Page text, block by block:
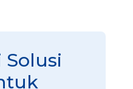
Solusi